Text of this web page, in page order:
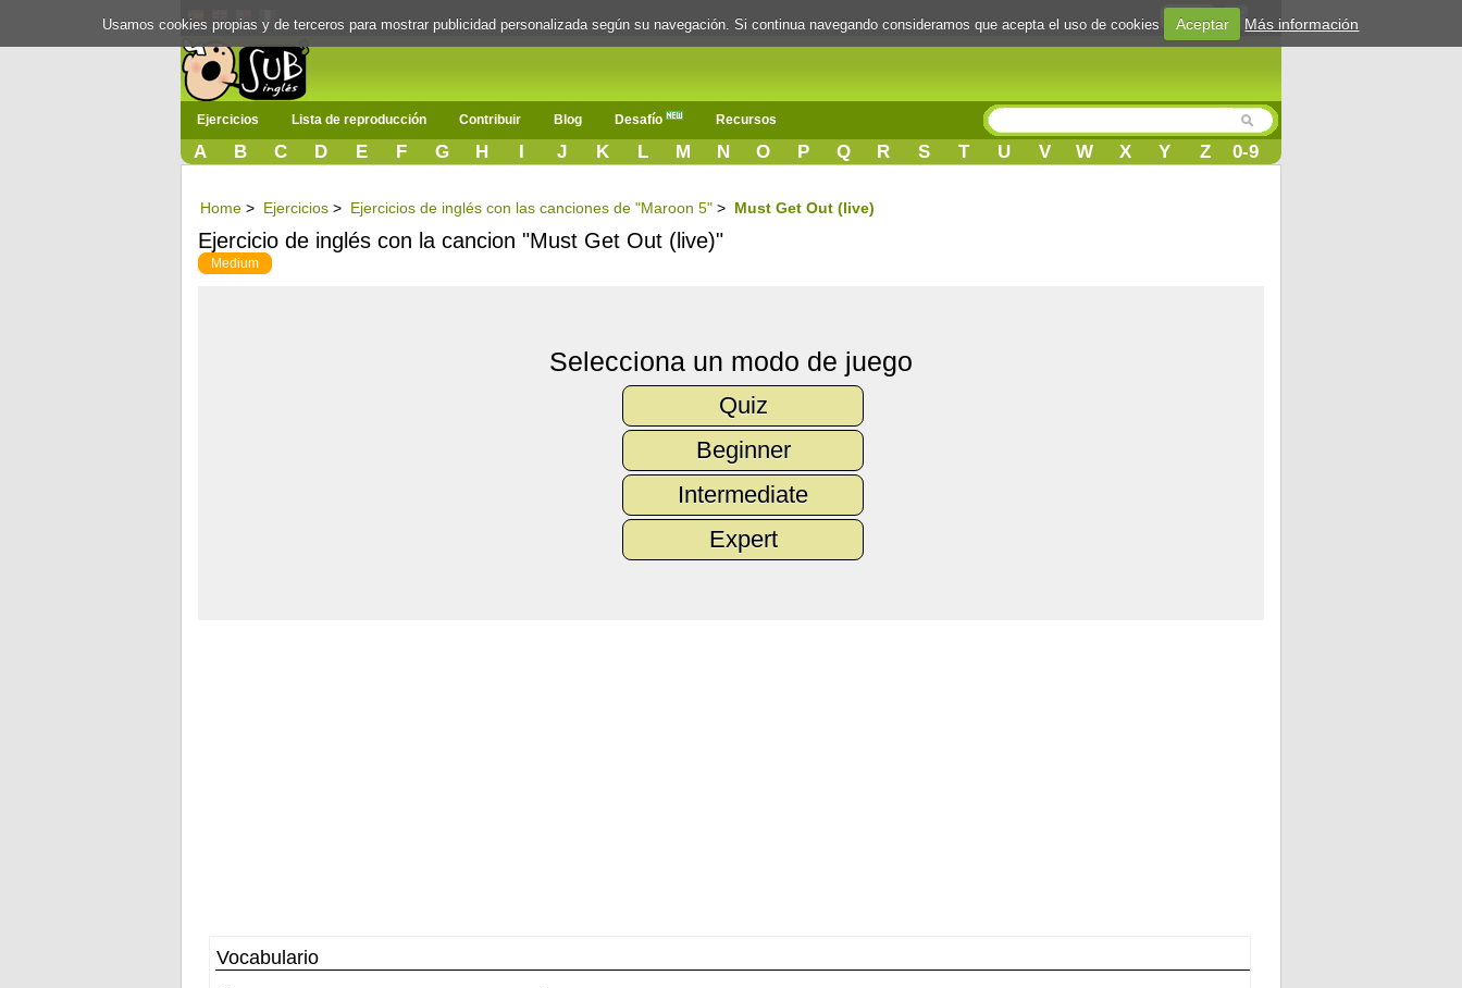
Login
Ejercicios Lista de reproducción Contribuir Blog Desafío Recursos
A B C D E F G H I J K L M N O P Q R S T U V W X Y Z 0-9
Home > Ejercicios > Ejercicios de inglés con las canciones de "Maroon 5" > Must Get Out (live)
Ejercicio de inglés con la cancion "Must Get Out (live)"
Medium
Selecciona un modo de juego
Quiz
Beginner
Intermediate
Expert
Vocabulario
Usamos cookies propias y de terceros para mostrar publicidad personalizada según su navegación. Si continua navegando consideramos que acepta el uso de cookies Aceptar Más información